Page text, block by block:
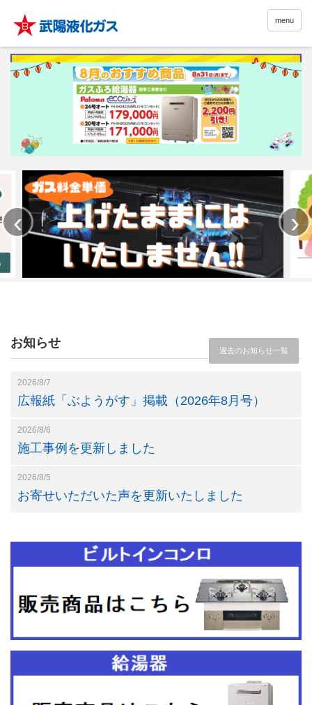
menu
‹ ›
お知らせ
2026/8/7
広報紙「ぶようがす」掲載（2026年8月号）
2026/8/6
施工事例を更新しました
2026/8/5
お寄せいただいた声を更新いたしました
過去のお知らせ一覧